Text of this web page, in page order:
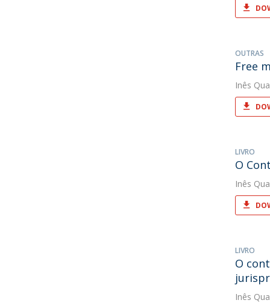
OUTRAS
Free
Inês
LIVRO
O
Inês
LIVRO
O
Inês